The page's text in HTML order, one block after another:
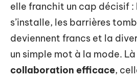
elle franchit un cap décisif
s’installe, les barrières
deviennent francs et la
un simple mot à la mode.
collaboration efficace,